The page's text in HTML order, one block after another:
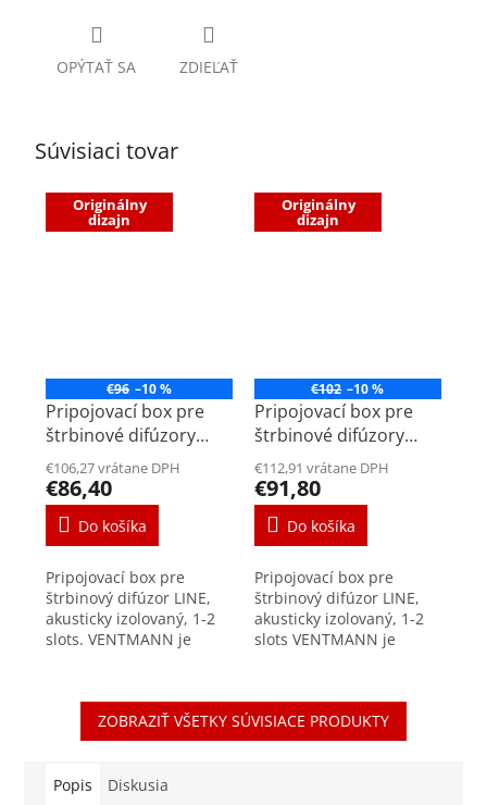
OPÝTAŤ SA ZDIEĽAŤ
Súvisiaci tovar
Originálny
dizajn
€96 –10 %
Pripojovací box pre
štrbinové difúzory
VENTMANN LINE
625mm
€106,27 vrátane DPH
€86,40
Do košíka
Pripojovací box pre
štrbinový difúzor LINE,
akusticky izolovaný, 1-2
slots. VENTMANN je
difúzorov. Komponenty
zo sadrového
kompozitu...
Originálny
dizajn
€102 –10 %
Pripojovací box pre
štrbinové difúzory
VENTMANN LINE
1000mm
€112,91 vrátane DPH
€91,80
Do košíka
Pripojovací box pre
štrbinový difúzor LINE,
akusticky izolovaný, 1-2
slots VENTMANN je
difúzorov. Komponenty
zo sadrového
kompozitu...
ZOBRAZIŤ VŠETKY SÚVISIACE PRODUKTY
Popis Diskusia